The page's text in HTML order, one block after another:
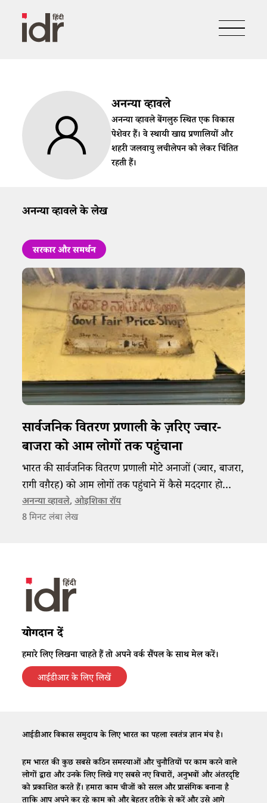
अनन्या व्हावले
अनन्या व्हावले बेंगलुरु स्थित एक विकास
पेशेवर हैं। वे स्थायी खाद्य प्रणालियों और
शहरी जलवायु लचीलेपन को लेकर चिंतित
रहती हैं।
अनन्या व्हावले के लेख
सरकार और समर्थन
सार्वजनिक वितरण प्रणाली के ज़रिए ज्वार-
बाजरा को आम लोगों तक पहुंचाना
भारत की सार्वजनिक वितरण प्रणाली मोटे अनाजों (ज्वार, बाजरा,
रागी वग़ैरह) को आम लोगों तक पहुंचाने में कैसे मददगार हो
सकती है और इस राह की चुनौतियां क्या हैं?
अनन्या व्हावले,ओइशिका रॉय
8 मिनट लंबा लेख
योगदान दें
हमारे लिए लिखना चाहते हैं तो अपने वर्क सैंपल के साथ मेल करें।
आईडीआर के लिए लिखें
आईडीआर विकास समुदाय के लिए भारत का पहला स्वतंत्र ज्ञान मंच है।
हम भारत की कुछ सबसे कठिन समस्याओं और चुनौतियों पर काम करने वाले
लोगों द्वारा और उनके लिए लिखे गए सबसे नए विचारों, अनुभवों और अंतरदृष्टि
को प्रकाशित करते हैं। हमारा काम चीजों को सरल और प्रासंगिक बनाना है